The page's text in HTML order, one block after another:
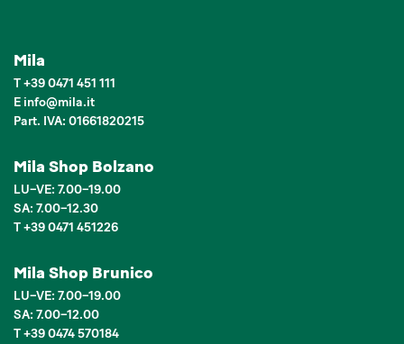
Mila
T+39 0471 451 111
E info@mila.it
Part. IVA: 01661820215
Mila Shop Bolzano
LU–VE: 7.00–19.00
SA: 7.00–12.30
T +39 0471 451226
Mila Shop Brunico
LU–VE: 7.00–19.00
SA: 7.00–12.00
T +39 0474 570184